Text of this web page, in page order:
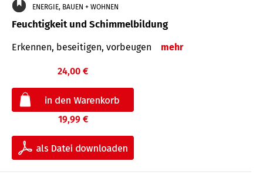
ENERGIE, BAUEN + WOHNEN
Feuchtigkeit und Schimmelbildung
Erkennen, beseitigen, vorbeugen mehr
24,00 €
19,99 €